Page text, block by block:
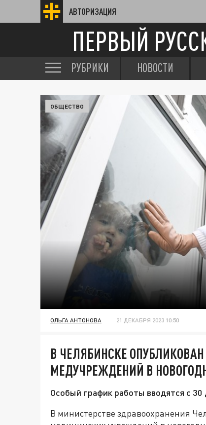
АВТОРИЗАЦИЯ
ПЕРВЫЙ
РУБРИКИ НОВОСТИ
ОБЩЕСТВО
ОЛЬГА АНТОНОВА 21 ДЕКАБРЯ 2023 10:50
В ЧЕЛЯБИНСКЕ
МЕДУЧРЕЖДЕНИЙ В
Особый график работы вводятся с 30
В министерстве здравоохранения